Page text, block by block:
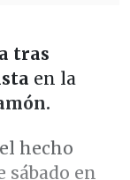
tras
en la
hecho
sábado en